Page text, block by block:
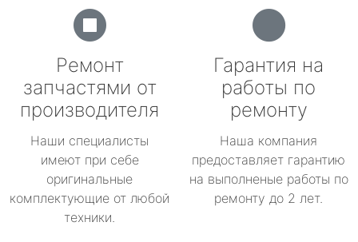
Ремонт
запчастями от
производителя
Наши специалисты
имеют при себе
оригинальные
комплектующие от любой
техники.
Гарантия на
работы по
ремонту
Наша компания
предоставляет гарантию
на выполненые работы по
ремонту до 2 лет.